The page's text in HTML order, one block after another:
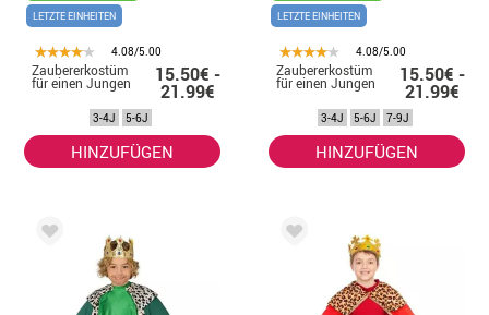
LETZTE EINHEITEN
4.08/5.00
Zaubererkostüm
für einen Jungen 15.50€ -
21.99€
3-4J 5-6J
HINZUFÜGEN
LETZTE EINHEITEN
4.08/5.00
Zaubererkostüm
für einen Jungen 15.50€ -
21.99€
3-4J 5-6J 7-9J
HINZUFÜGEN